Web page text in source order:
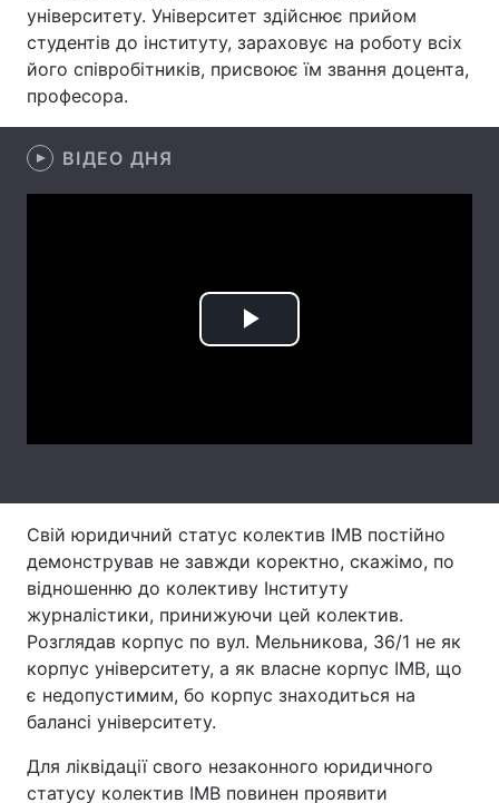
Лонгріди
Відео з Youtube
університету. Університет здійснює прийом
студентів до інституту, зараховує на роботу всіх
його співробітників, присвоює їм звання доцента,
професора.
ВІДЕО ДНЯ
Play
Свій юридичний статус колектив ІМВ постійно
демонстрував не завжди коректно, скажімо, по
відношенню до колективу Інституту
журналістики, принижуючи цей колектив.
Розглядав корпус по вул. Мельникова, 36/1 не як
корпус університету, а як власне корпус ІМВ, що
є недопустимим, бо корпус знаходиться на
балансі університету.
Для ліквідації свого незаконного юридичного
статусу колектив ІМВ повинен проявити